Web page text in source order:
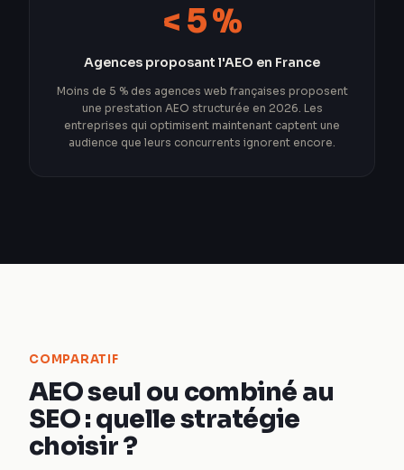
< 5 %
Agences proposant l'AEO en France
Moins de 5 % des agences web françaises proposent
une prestation AEO structurée en 2026. Les
entreprises qui optimisent maintenant captent une
audience que leurs concurrents ignorent encore.
COMPARATIF
AEO seul ou combiné au
SEO : quelle stratégie
choisir ?